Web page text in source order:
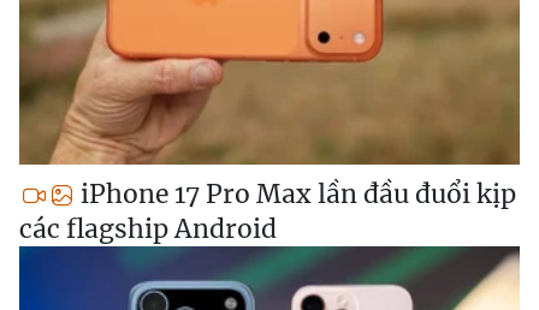
iPhone 17 Pro Max lần đầu đuổi kịp
các flagship Android